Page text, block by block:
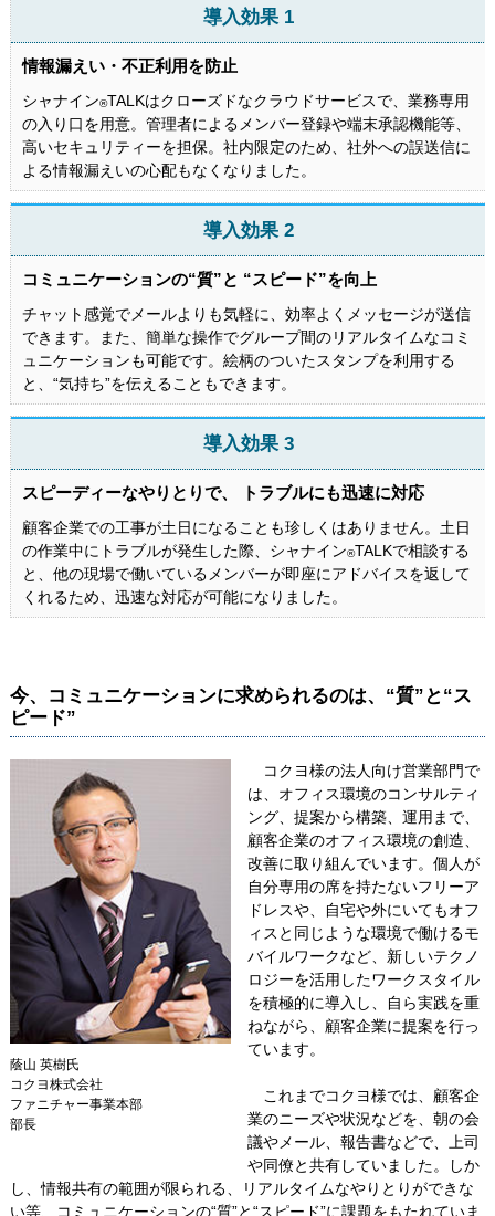
導入効果 1
情報漏えい・不正利用を防止
シャナイン®TALKはクローズドなクラウドサービスで、業務専用
の入り口を用意。管理者によるメンバー登録や端末承認機能等、
高いセキュリティーを担保。社内限定のため、社外への誤送信に
よる情報漏えいの心配もなくなりました。
導入効果 2
コミュニケーションの“質”と “スピード”を向上
チャット感覚でメールよりも気軽に、効率よくメッセージが送信
できます。また、簡単な操作でグループ間のリアルタイムなコミ
ュニケーションも可能です。絵柄のついたスタンプを利用する
と、“気持ち”を伝えることもできます。
導入効果 3
スピーディーなやりとりで、 トラブルにも迅速に対応
顧客企業での工事が土日になることも珍しくはありません。土日
の作業中にトラブルが発生した際、シャナイン®TALKで相談する
と、他の現場で働いているメンバーが即座にアドバイスを返して
くれるため、迅速な対応が可能になりました。
今、コミュニケーションに求められるのは、“質”と“ス
ピード”
蔭山 英樹氏
コクヨ株式会社
ファニチャー事業本部
部長
コクヨ様の法人向け営業部門で
は、オフィス環境のコンサルティ
ング、提案から構築、運用まで、
顧客企業のオフィス環境の創造、
改善に取り組んでいます。個人が
自分専用の席を持たないフリーア
ドレスや、自宅や外にいてもオフ
ィスと同じような環境で働けるモ
バイルワークなど、新しいテクノ
ロジーを活用したワークスタイル
を積極的に導入し、自ら実践を重
ねながら、顧客企業に提案を行っ
ています。
これまでコクヨ様では、顧客企
業のニーズや状況などを、朝の会
議やメール、報告書などで、上司
や同僚と共有していました。しか
し、情報共有の範囲が限られる、リアルタイムなやりとりができな
い等、コミュニケーションの“質”と“スピード”に課題をもたれていま